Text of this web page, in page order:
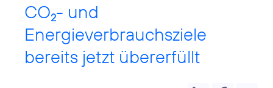
CO2- und
Energieverbrauchsziele
bereits jetzt übererfüllt